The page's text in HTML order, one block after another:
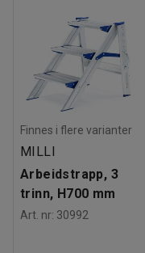
Finnes i flere varianter
MILLI
Arbeidstrapp, 3
trinn, H700 mm
Art. nr: 30992